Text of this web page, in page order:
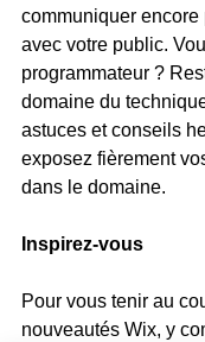
communiquer
avec votre public.
programmateur ?
domaine du
astuces et conseils
exposez fièrement
dans le domaine.
Inspirez-vous
Pour vous tenir au
nouveautés Wix, y